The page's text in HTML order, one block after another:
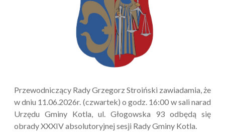
Przewodniczący Rady Grzegorz Stroiński zawiadamia, że
w dniu 11.06.2026r. (czwartek) o godz. 16:00 w sali narad
Urzędu Gminy Kotla, ul. Głogowska 93 odbędą się
obrady XXXIV absolutoryjnej sesji Rady Gminy Kotla.